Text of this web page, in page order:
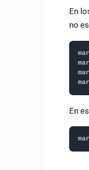
En
no
En